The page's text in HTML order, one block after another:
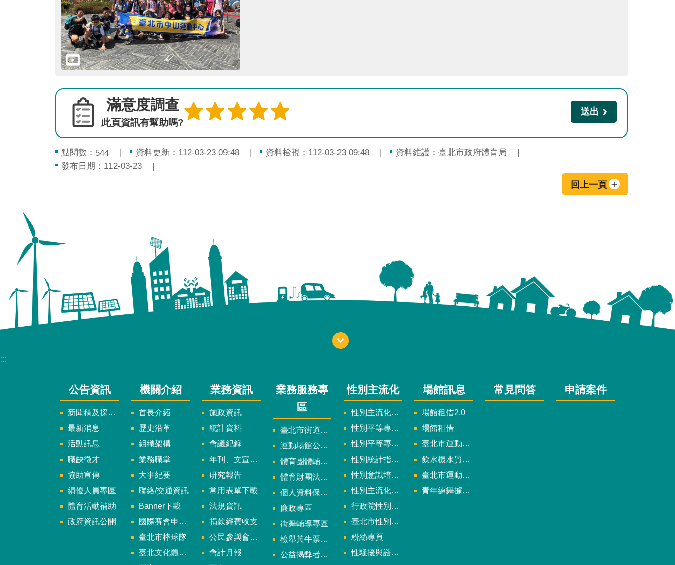
滿意度調查
此頁資訊有幫助嗎?
點閱數： 544 資料更新：112-03-23 09:48 資料檢視：112-03-23 09:48
資料維護：臺北市政府體育局
發布日期：112-03-23
回上一頁
:::
公告資訊
新聞稿及採訪通知
最新消息
活動訊息
職缺徵才
協助宣傳
績優人員專區
體育活動補助
政府資訊公開
機關介紹
首長介紹
歷史沿革
組織架構
業務職掌
大事紀要
聯絡/交通資訊
Banner下載
國際賽會申辦暨籌辦小組
臺北市棒球隊
臺北文化體育園區
業務資訊
施政資訊
統計資料
會議紀錄
年刊、文宣及出版品
研究報告
常用表單下載
法規資訊
捐款經費收支
公民參與會議資訊
會計月報
業務服務專
區
臺北市街道遊戲申請專區
運動場館公司設立輔導專區
體育團體輔導訪視
體育財團法人/公益信託專區
個人資料保護專區
廉政專區
街舞輔導專區
檢舉黃牛票專區
公益揭弊者保護法專區
性別主流化
性別主流化實施計畫暨細部計畫
性別平等專案小組委員名單
性別平等專案小組會議紀錄
性別統計指標及項目
性別意識培力、統計分析案、影響評估案
性別主流化年度成果報告
行政院性別平等會
臺北市性別平等辦公室
粉絲專頁
性騷擾與諮詢專區
場館訊息
場館租借2.0
場館租借
臺北市運動中心
飲水機水質檢驗報告
臺北市運動中心預約系統
青年練舞據點地圖
常見問答 申請案件